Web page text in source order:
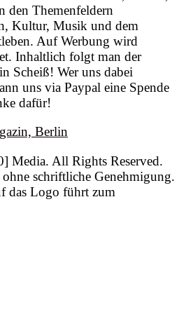
den Themenfeldern
Kultur, Musik und dem
Auf Werbung wird
Inhaltlich folgt man der
Scheiß! Wer uns dabei
uns via Paypal eine Spende
dafür!
Media. All Rights Reserved.
schriftliche Genehmigung.
Logo führt zum